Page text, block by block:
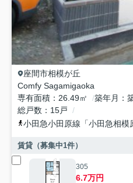
座間市相模が丘
Comfy Sagamigaoka
専有面積
26.49㎡ 築年月
総戸数
15戸
小田急小田原線 「小田急相模
賃貸（募集中1件）
305
6.7万円